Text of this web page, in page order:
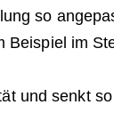
so
Beispiel im
und senkt